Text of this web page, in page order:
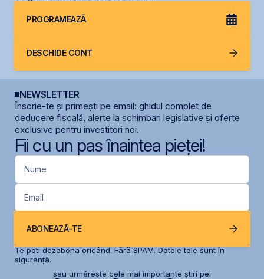
PROGRAMEAZĂ
DESCHIDE CONT
NEWSLETTER
Înscrie-te și primești pe email: ghidul complet de
deducere fiscală, alerte la schimbari legislative și oferte
exclusive pentru investitori noi.
Fii cu un pas înaintea pieței!
Nume
Email
ABONEAZĂ-TE
Te poți dezabona oricând. Fără SPAM. Datele tale sunt în
siguranță.
sau urmărește cele mai importante știri pe: